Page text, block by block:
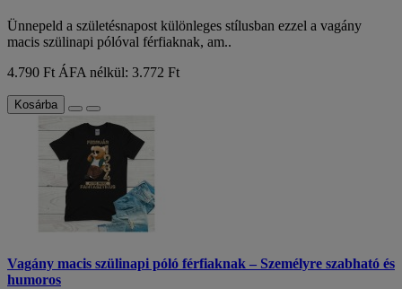
Ünnepeld a születésnapost különleges stílusban ezzel a vagány
macis szülinapi pólóval férfiaknak, am..
4.790 Ft ÁFA nélkül: 3.772 Ft
Kosárba
Vagány macis szülinapi póló férfiaknak – Személyre szabható és
humoros